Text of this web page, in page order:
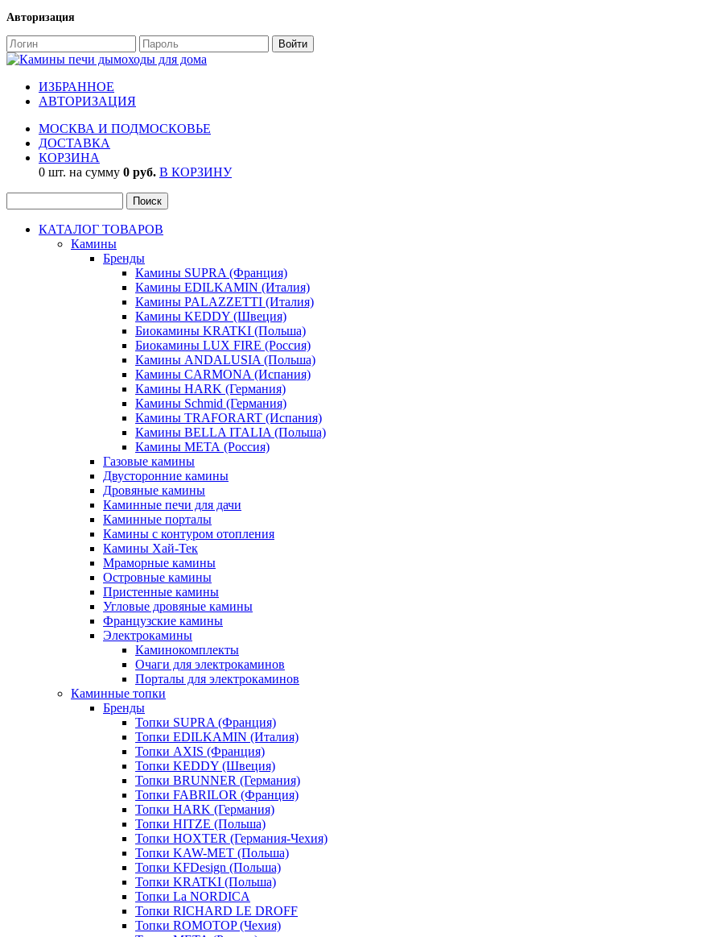
Авторизация
ИЗБРАННОЕ
АВТОРИЗАЦИЯ
МОСКВА И ПОДМОСКОВЬЕ
ДОСТАВКА
КОРЗИНА
0 шт. на сумму 0 руб. В КОРЗИНУ
КАТАЛОГ ТОВАРОВ
Камины
Бренды
Камины SUPRA (Франция)
Камины EDILKAMIN (Италия)
Камины PALAZZETTI (Италия)
Камины KEDDY (Швеция)
Биокамины KRATKI (Польша)
Биокамины LUX FIRE (Россия)
Камины ANDALUSIA (Польша)
Камины CARMONA (Испания)
Камины HARK (Германия)
Камины Schmid (Германия)
Камины TRAFORART (Испания)
Камины BELLA ITALIA (Польша)
Камины МЕТА (Россия)
Газовые камины
Двусторонние камины
Дровяные камины
Каминные печи для дачи
Каминные порталы
Камины с контуром отопления
Камины Хай-Тек
Мраморные камины
Островные камины
Пристенные камины
Угловые дровяные камины
Французские камины
Электрокамины
Каминокомплекты
Очаги для электрокаминов
Порталы для электрокаминов
Каминные топки
Бренды
Топки SUPRA (Франция)
Топки EDILKAMIN (Италия)
Топки AXIS (Франция)
Топки KEDDY (Швеция)
Топки BRUNNER (Германия)
Топки FABRILOR (Франция)
Топки HARK (Германия)
Топки HITZE (Польша)
Топки HOXTER (Германия-Чехия)
Топки KAW-MET (Польша)
Топки KFDesign (Польша)
Топки KRATKI (Польша)
Топки La NORDICA
Топки RICHARD LE DROFF
Топки ROMOTOP (Чехия)